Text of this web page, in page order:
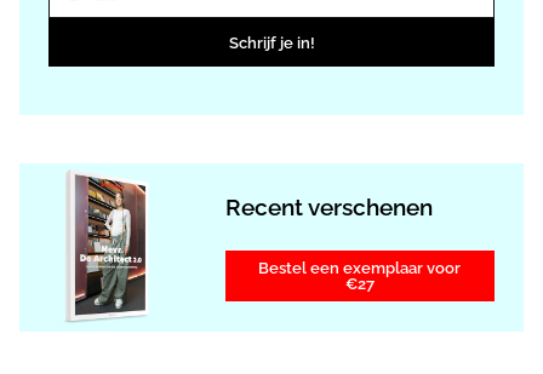
Schrijf je in!
Recent verschenen
Bestel een exemplaar voor
€27